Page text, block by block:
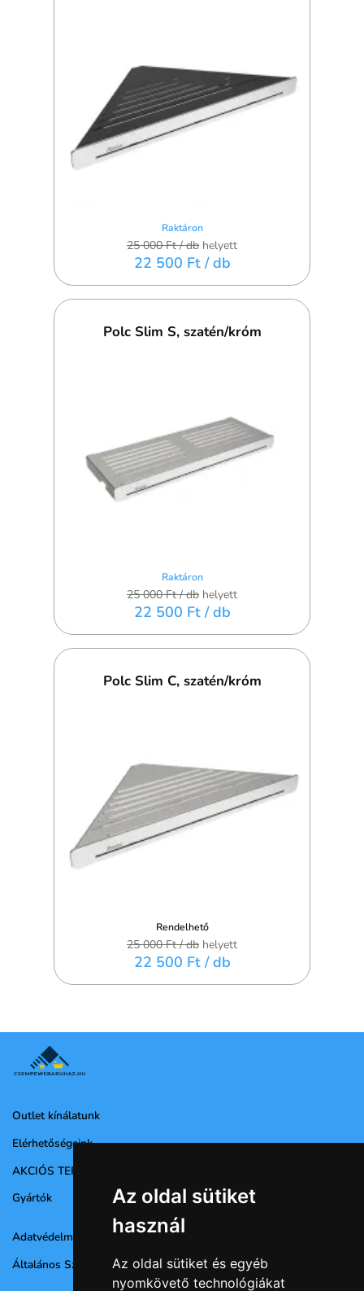
Az oldal sütiket
használ
Az oldal sütiket és egyéb
nyomkövető technológiákat
Raktáron
25 000 Ft/ db helyett
22 500 Ft / db
Polc Slim S, szatén/króm
Raktáron
25 000 Ft/ db helyett
22 500 Ft / db
Polc Slim C, szatén/króm
Rendelhető
25 000 Ft/ db helyett
22 500 Ft / db
Outlet kínálatunk
Elérhetőségeink
AKCIÓS TERMÉKEK
Gyártók
Adatvédelmi nyilatkozat
Általános Szerződési Feltételek